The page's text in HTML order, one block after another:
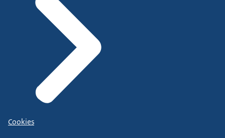
Cookies